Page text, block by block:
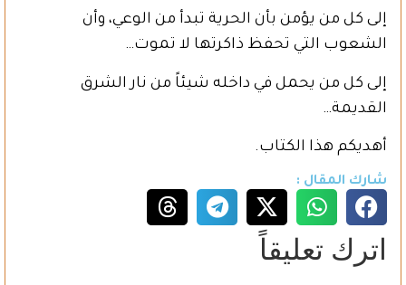
إلى كل من يؤمن بأن الحرية تبدأ من الوعي، وأن
الشعوب التي تحفظ ذاكرتها لا تموت…
إلى كل من يحمل في داخله شيئاً من نار الشرق
القديمة…
أهديكم هذا الكتاب.
شارك المقال :
اترك تعليقاً